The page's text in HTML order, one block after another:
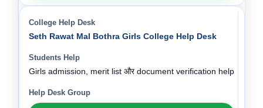
Seth Rawat Mal Bothra Girls College Help Desk
Girls admission, merit list और document verification help